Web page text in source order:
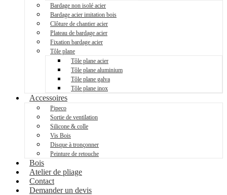
Bardage non isolé acier
Bardage acier imitation bois
Clôture de chantier acier
Plateau de bardage acier
Fixation bardage acier
Tôle plane
Tôle plane acier
Tôle plane aluminium
Tôle plane galva
Tôle plane inox
Accessoires
Pipeco
Sortie de ventilation
Silicone & colle
Vis Bois
Disque à tronçonner
Peinture de retouche
Bois
Atelier de pliage
Contact
Demander un devis